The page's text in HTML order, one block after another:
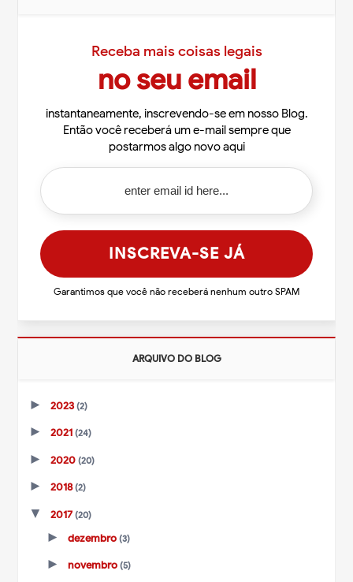
Receba mais coisas legais
no seu email
instantaneamente, inscrevendo-se em nosso Blog.
Então você receberá um e-mail sempre que
postarmos algo novo aqui
Garantimos que você não receberá nenhum outro SPAM
ARQUIVO DO BLOG
►2023(2)
►2021(24)
►2020(20)
►2018(2)
▼2017(20)
► dezembro (3)
► novembro (5)